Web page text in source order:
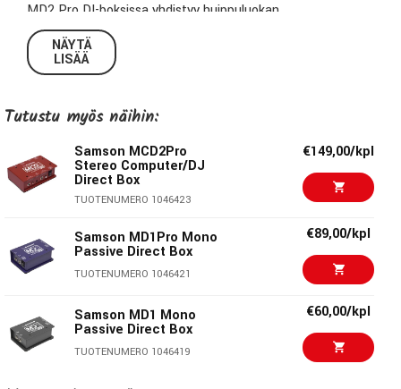
MD2 Pro DI-boksissa yhdistyy huippuluokan
äänikomponentit ja kestävä metallikotelo. MD2 Pro toistaa
signaalin juuri sellaisena, kuin se on tarkoitettukin ja
muuttaa signaalin ainoastaan balansoimattomasta
toivotut hurinat ja huminat.
Samson STLX-muuntajat toistavat koko taajuuskaistan
sitä mitenkään värittämättä. tasapainoisen signaalin
instrumenteistasi. Balansoitu ulostulo on puhdas ja
mahdollisia. MD2 Pro soveltuu mainiosti esim.
kosketinsoittajan työkalupakkiin.
Tekniset tiedot:
Malli:
MD2 Pro
NÄYTÄ
LISÄÄ
Tutustu myös näihin:
Samson MCD2Pro
Stereo Computer/DJ
Direct Box
TUOTENUMERO 1046423
€149,00/kpl
Samson MD1Pro Mono
Passive Direct Box
TUOTENUMERO 1046421
€89,00/kpl
Samson MD1 Mono
Passive Direct Box
TUOTENUMERO 1046419
€60,00/kpl